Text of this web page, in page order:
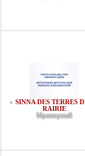
♀ SINNA DES TERRES
RAIRIE
Мраморный